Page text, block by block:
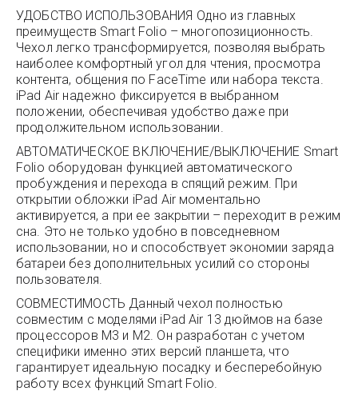
УДОБСТВО ИСПОЛЬЗОВАНИЯ Одно из главных
преимуществ Smart Folio – многопозиционность.
Чехол легко трансформируется, позволяя выбрать
наиболее комфортный угол для чтения, просмотра
контента, общения по FaceTime или набора текста.
iPad Air надежно фиксируется в выбранном
положении, обеспечивая удобство даже при
продолжительном использовании.
АВТОМАТИЧЕСКОЕ ВКЛЮЧЕНИЕ/ВЫКЛЮЧЕНИЕ Smart
Folio оборудован функцией автоматического
пробуждения и перехода в спящий режим. При
открытии обложки iPad Air моментально
активируется, а при ее закрытии – переходит в режим
сна. Это не только удобно в повседневном
использовании, но и способствует экономии заряда
батареи без дополнительных усилий со стороны
пользователя.
СОВМЕСТИМОСТЬ Данный чехол полностью
совместим с моделями iPad Air 13 дюймов на базе
процессоров M3 и M2. Он разработан с учетом
специфики именно этих версий планшета, что
гарантирует идеальную посадку и бесперебойную
работу всех функций Smart Folio.